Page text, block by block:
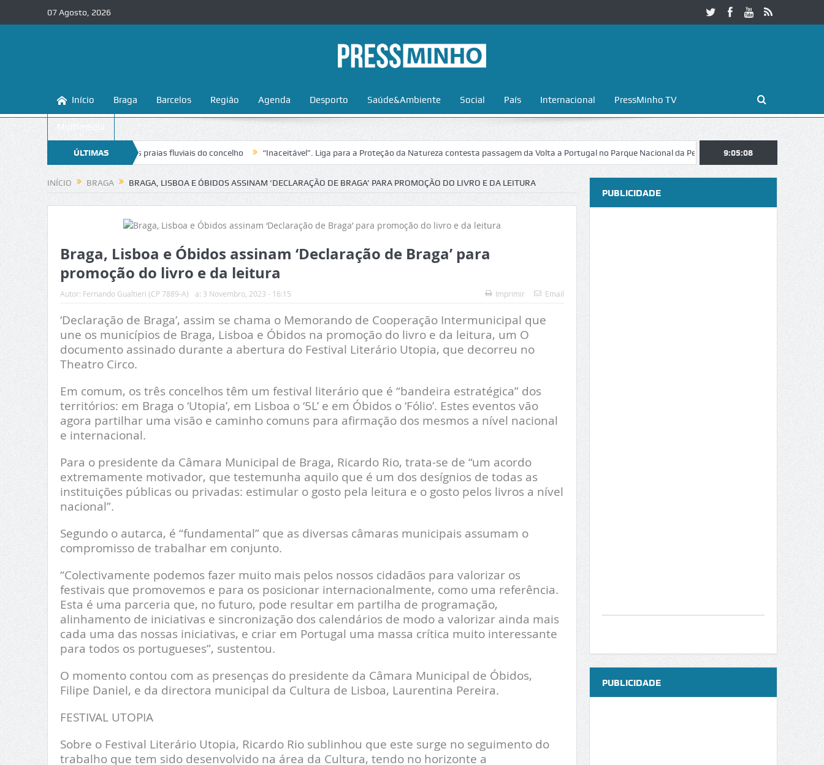
07 Agosto, 2026
Início Braga Barcelos Região Agenda Desporto Saúde&Ambiente Social País Internacional PressMinho TV
Multimédia
ÚLTIMAS
NOTÍCIAS
e proteger as praias fluviais do concelho “Inaceitável”. Liga para a Proteção da Natureza contesta passagem da Volta a Portugal no Parque Nacional da Peneda-Gerês Esposende. Galaicofolia atrai
9:05:09
INÍCIO BRAGA BRAGA, LISBOA E ÓBIDOS ASSINAM ‘DECLARAÇÃO DE BRAGA’ PARA PROMOÇÃO DO LIVRO E DA LEITURA
Braga, Lisboa e Óbidos assinam ‘Declaração de Braga’ para
promoção do livro e da leitura
Autor: Fernando Gualtieri (CP 7889-A) a: 3 Novembro, 2023 - 16:15 Imprimir Email
‘Declaração de Braga’, assim se chama o Memorando de Cooperação Intermunicipal que
une os municípios de Braga, Lisboa e Óbidos na promoção do livro e da leitura, um O
documento assinado durante a abertura do Festival Literário Utopia, que decorreu no
Theatro Circo.
Em comum, os três concelhos têm um festival literário que é “bandeira estratégica” dos
territórios: em Braga o ‘Utopia’, em Lisboa o ‘5L’ e em Óbidos o ‘Fólio’. Estes eventos vão
agora partilhar uma visão e caminho comuns para afirmação dos mesmos a nível nacional
e internacional.
Para o presidente da Câmara Municipal de Braga, Ricardo Rio, trata-se de “um acordo
extremamente motivador, que testemunha aquilo que é um dos desígnios de todas as
instituições públicas ou privadas: estimular o gosto pela leitura e o gosto pelos livros a nível
nacional”.
Segundo o autarca, é “fundamental” que as diversas câmaras municipais assumam o
compromisso de trabalhar em conjunto.
“Colectivamente podemos fazer muito mais pelos nossos cidadãos para valorizar os
festivais que promovemos e para os posicionar internacionalmente, como uma referência.
Esta é uma parceria que, no futuro, pode resultar em partilha de programação,
alinhamento de iniciativas e sincronização dos calendários de modo a valorizar ainda mais
cada uma das nossas iniciativas, e criar em Portugal uma massa crítica muito interessante
para todos os portugueses”, sustentou.
O momento contou com as presenças do presidente da Câmara Municipal de Óbidos,
Filipe Daniel, e da directora municipal da Cultura de Lisboa, Laurentina Pereira.
FESTIVAL UTOPIA
Sobre o Festival Literário Utopia, Ricardo Rio sublinhou que este surge no seguimento do
trabalho que tem sido desenvolvido na área da Cultura, tendo no horizonte a
PUBLICIDADE
PUBLICIDADE